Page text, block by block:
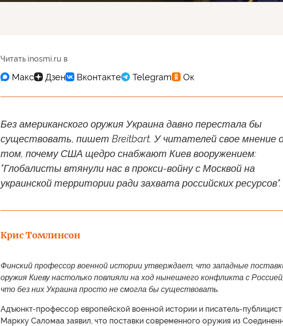
Читать inosmi.ru в
Без американского оружия Украина давно перестала бы
существовать, пишет Breitbart. У читателей свое мнение
том, почему США щедро снабжают Киев вооружением:
"Глобалисты втянули нас в прокси-войну с Москвой на
украинской территории ради захвата российских ресурсов".
Крис Томлинсон
Финский профессор военной истории утверждает, что западные
оружия Киеву настолько повлияли на ход нынешнего конфликта с
что без них Украина просто не смогла бы существовать.
Адъюнкт-профессор европейской военной истории и писатель-публицист
Маркку Саломаа заявил, что поставки современного оружия из